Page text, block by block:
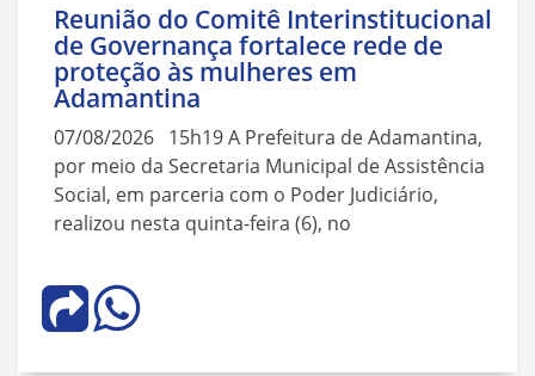
Reunião do Comitê Interinstitucional
de Governança fortalece rede de
proteção às mulheres em
Adamantina
07/08/2026 15h19 A Prefeitura de Adamantina,
por meio da Secretaria Municipal de Assistência
Social, em parceria com o Poder Judiciário,
realizou nesta quinta-feira (6), no